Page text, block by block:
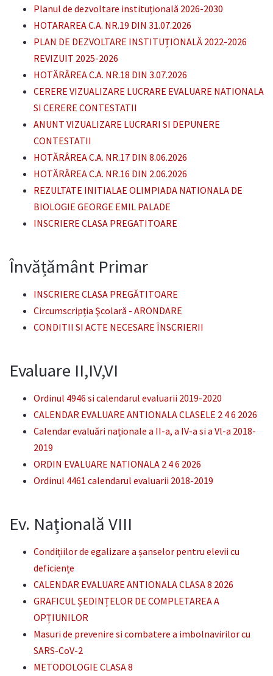
Planul de dezvoltare instituțională 2026-2030
HOTARAREA C.A. NR.19 DIN 31.07.2026
PLAN DE DEZVOLTARE INSTITUȚIONALĂ 2022-2026
REVIZUIT 2025-2026
HOTĂRÂREA C.A. NR.18 DIN 3.07.2026
CERERE VIZUALIZARE LUCRARE EVALUARE NATIONALA
SI CERERE CONTESTATII
ANUNT VIZUALIZARE LUCRARI SI DEPUNERE
CONTESTATII
HOTĂRÂREA C.A. NR.17 DIN 8.06.2026
HOTĂRÂREA C.A. NR.16 DIN 2.06.2026
REZULTATE INITIALAE OLIMPIADA NATIONALA DE
BIOLOGIE GEORGE EMIL PALADE
INSCRIERE CLASA PREGATITOARE
Învățământ Primar
INSCRIERE CLASA PREGĂTITOARE
Circumscripția Şcolară - ARONDARE
CONDITII SI ACTE NECESARE ÎNSCRIERII
Evaluare II,IV,VI
Ordinul 4946 si calendarul evaluarii 2019-2020
CALENDAR EVALUARE ANTIONALA CLASELE 2 4 6 2026
Calendar evaluări naționale a II-a, a IV-a si a Vl-a 2018-
2019
ORDIN EVALUARE NATIONALA 2 4 6 2026
Ordinul 4461 calendarul evaluarii 2018-2019
Ev. Națională VIII
Condițiilor de egalizare a șanselor pentru elevii cu
deficiențe
CALENDAR EVALUARE ANTIONALA CLASA 8 2026
GRAFICUL ȘEDINȚELOR DE COMPLETAREA A
OPȚIUNILOR
Masuri de prevenire si combatere a imbolnavirilor cu
SARS-CoV-2
METODOLOGIE CLASA 8